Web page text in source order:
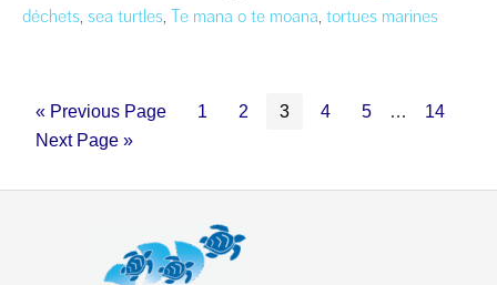
déchets, sea turtles, Te mana o te moana, tortues marines
« Previous Page 1 2 3 4 5 …
14
Next Page »